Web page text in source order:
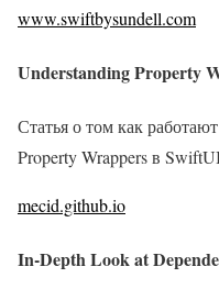
www.swiftbysundell.com
Understanding Property
Статья о том как
Property Wrappers в
mecid.github.io
In-Depth Look at